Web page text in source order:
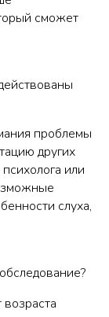
сможет
проблемы
других
или
слуха,